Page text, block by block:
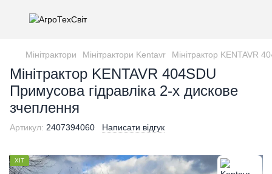
Мінітрактори Мінітрактори Kentavr Мінітрактор KENTAVR
Мінітрактор KENTAVR 404SDU
Примусова гідравліка 2-х дискове
зчеплення
Артикул: 2407394060 Написати відгук
ХІТ